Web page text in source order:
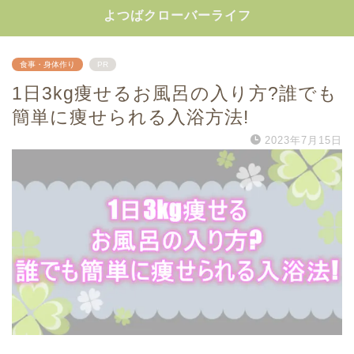
よつばクローバーライフ
食事・身体作り PR
1日3kg痩せるお風呂の入り方?誰でも
簡単に痩せられる入浴方法!
2023年7月15日